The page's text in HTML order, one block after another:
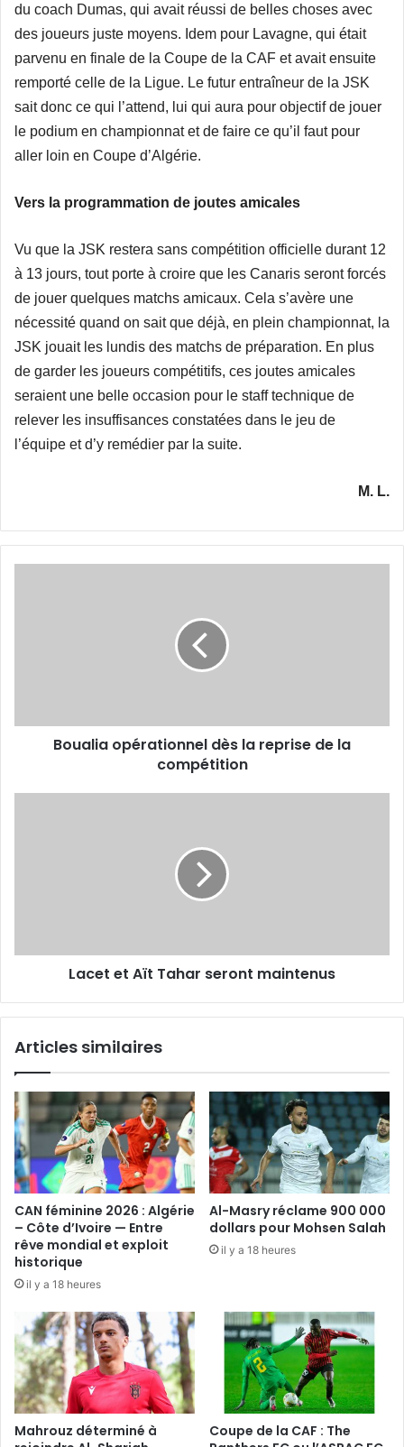
du coach Dumas, qui avait réussi de belles choses avec
des joueurs juste moyens. Idem pour Lavagne, qui était
parvenu en finale de la Coupe de la CAF et avait ensuite
remporté celle de la Ligue. Le futur entraîneur de la JSK
sait donc ce qui l’attend, lui qui aura pour objectif de jouer
le podium en championnat et de faire ce qu’il faut pour
aller loin en Coupe d’Algérie.
Vers la programmation de joutes amicales
Vu que la JSK restera sans compétition officielle durant 12
à 13 jours, tout porte à croire que les Canaris seront forcés
de jouer quelques matchs amicaux. Cela s’avère une
nécessité quand on sait que déjà, en plein championnat, la
JSK jouait les lundis des matchs de préparation. En plus
de garder les joueurs compétitifs, ces joutes amicales
seraient une belle occasion pour le staff technique de
relever les insuffisances constatées dans le jeu de
l’équipe et d’y remédier par la suite.
M. L.
Boualia opérationnel dès la reprise de la
compétition
Lacet et Aït Tahar seront maintenus
Articles similaires
CAN féminine 2026 : Algérie
– Côte d’Ivoire — Entre
rêve mondial et exploit
historique
il y a 18 heures
Al-Masry réclame 900 000
dollars pour Mohsen Salah
il y a 18 heures
Mahrouz déterminé à
Coupe de la CAF : The